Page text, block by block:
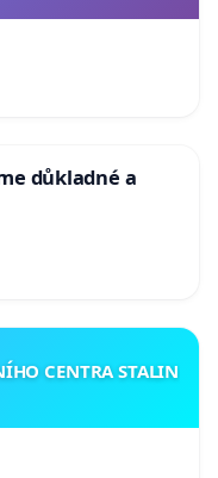
důkladné a
CENTRA STALIN